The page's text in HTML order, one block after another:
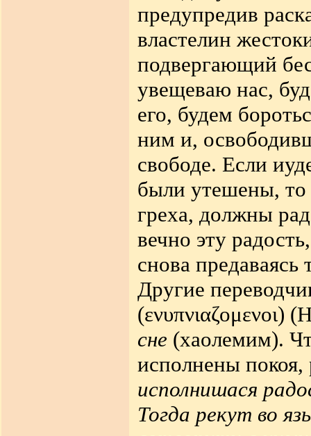
предупредив
властелин
подвергающий
увещеваю нас,
его, будем
ним и,
свободе. Если
были утешены, то
греха, должны
вечно эту
снова
Другие
(ενυπνιαζομενοι)
сне (хаолемим).
исполнены покоя,
исполнишася
Тогда рекут во